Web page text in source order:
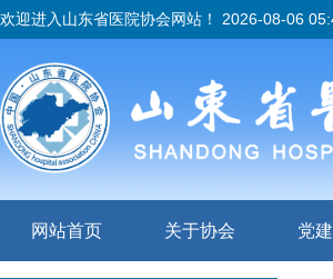
欢迎进入山东省医院协会网站！ 2026-08-06
网站首页 关于协会 党